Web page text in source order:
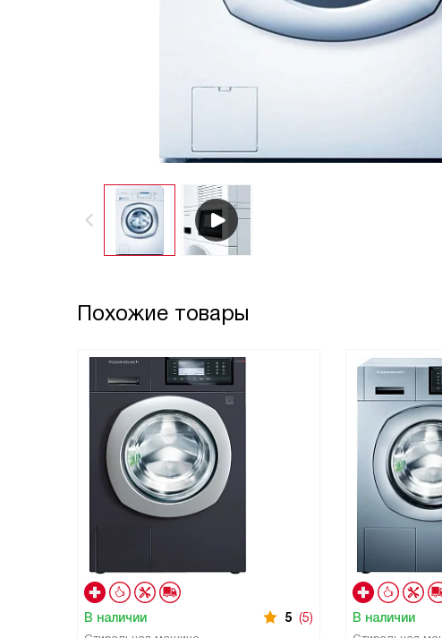
Похожие товары
В наличии 5 (5) В наличии